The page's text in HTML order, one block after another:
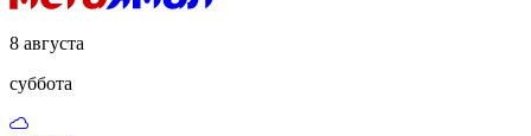
8 августа
суббота